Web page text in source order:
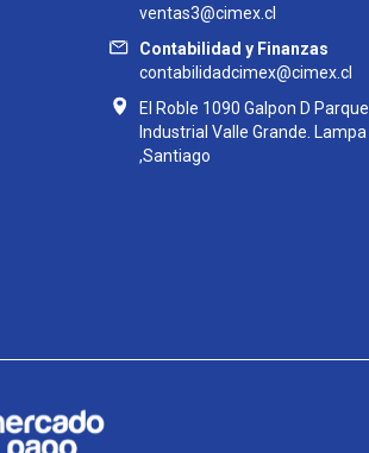
ventas3@cimex.cl
Contabilidad y Finanzas
contabilidadcimex@cimex.cl
El Roble 1090 Galpon D Parque
Industrial Valle Grande. Lampa
,Santiago